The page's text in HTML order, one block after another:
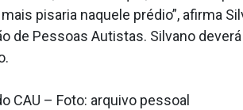
pisaria naquele prédio”, afirma
Pessoas Autistas. Silvano
CAU – Foto: arquivo pessoal